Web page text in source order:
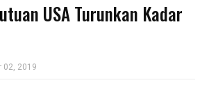
USA Turunkan Kadar
02, 2019